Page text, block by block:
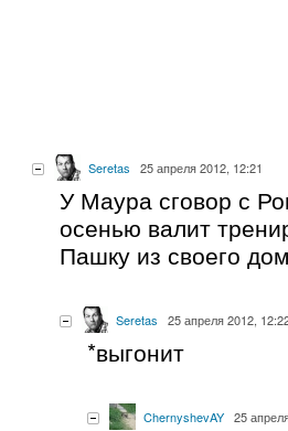
Seretas 25 апреля 2012, 12:21
У Маура сговор с
осенью валит
Пашку из своего
Seretas 25 апреля 2012,
*выгонит
ChernyshevAY 25